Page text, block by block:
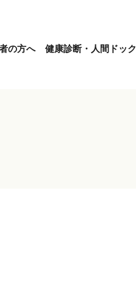
の方へ 健康診断・人間ドック